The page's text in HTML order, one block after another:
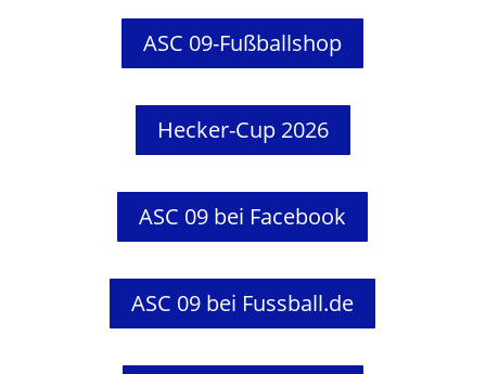
ASC 09-Fußballshop
Hecker-Cup 2026
ASC 09 bei Facebook
ASC 09 bei Fussball.de